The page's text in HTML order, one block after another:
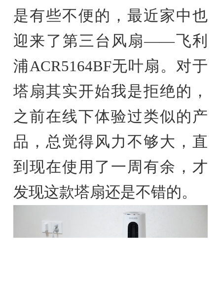
是有些不便的，最近家中也
迎来了第三台风扇——飞利
浦ACR5164BF无叶扇。对于
塔扇其实开始我是拒绝的，
之前在线下体验过类似的产
品，总觉得风力不够大，直
到现在使用了一周有余，才
发现这款塔扇还是不错的。